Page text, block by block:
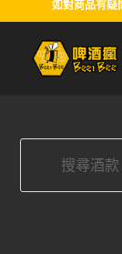
如對商品有疑